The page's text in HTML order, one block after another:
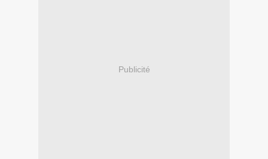
Publicité